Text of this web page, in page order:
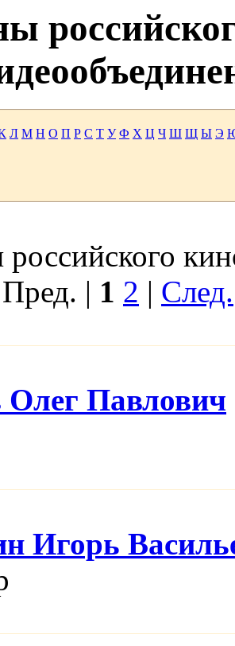
Л М Н О П Р С Т У Ф Х Ц Ч Ш Щ Ы Э
| 1 2 | След.
Олег Павлович
Игорь